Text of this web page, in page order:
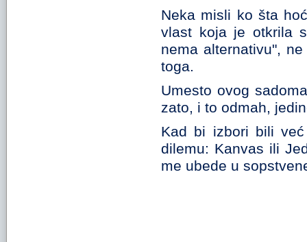
Neka misli ko šta
vlast koja je otkrila
nema alternativu",
toga.
Umesto ovog
zato, i to odmah,
Kad bi izbori bili
dilemu: Kanvas ili
me ubede u